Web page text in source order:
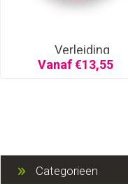
Verleiding
Vanaf €13,55
Categorieen